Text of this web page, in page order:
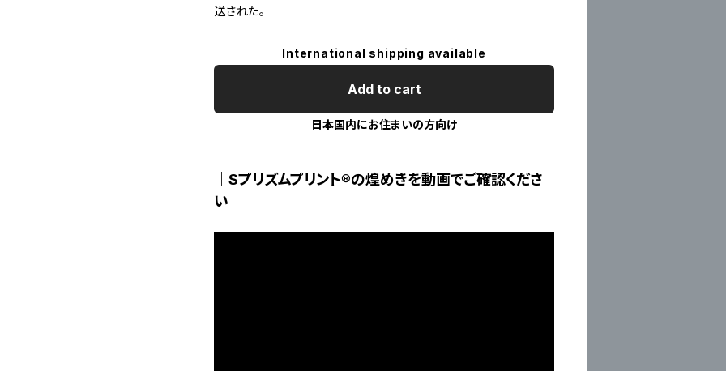
送された。
International shipping available
Add to cart
日本国内にお住まいの方向け
｜Sプリズムプリント®の煌めきを動画でご確認くださ
い